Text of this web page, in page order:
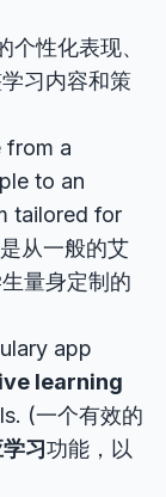
性化表现、
习内容和策
from a
to an
tailored for
从一般的艾
量身定制的
app
learning
(一个有效的
习功能，以